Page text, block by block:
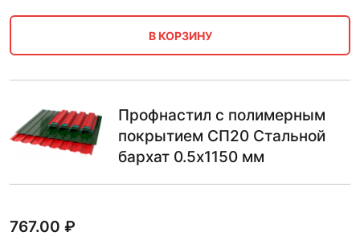
В КОРЗИНУ
Профнастил с полимерным
покрытием СП20 Стальной
бархат 0.5х1150 мм
767.00 ₽